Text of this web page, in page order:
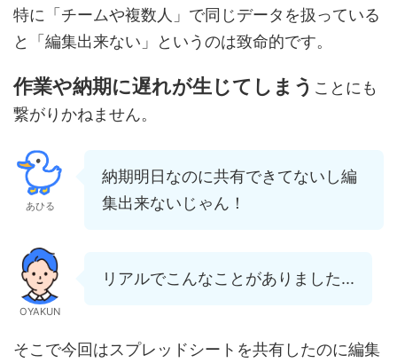
特に「チームや複数人」で同じデータを扱っている
と「編集出来ない」というのは致命的です。
作業や納期に遅れが生じてしまう ことにも
繋がりかねません。
あひる
納期明日なのに共有できてないし編
集出来ないじゃん！
OYAKUN
リアルでこんなことがありました...
そこで今回はスプレッドシートを共有したのに編集